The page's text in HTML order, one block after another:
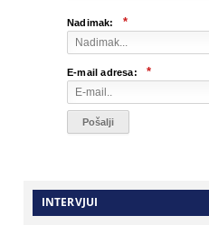
Nadimak: *
E-mail adresa: *
INTERVJUI